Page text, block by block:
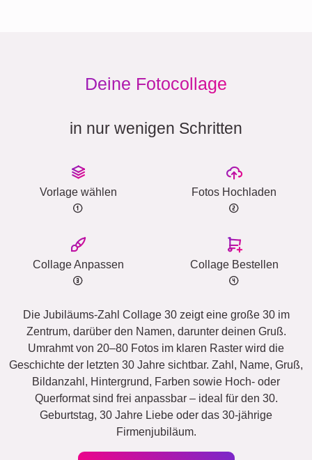
Deine Fotocollage
in nur wenigen Schritten
Vorlage wählen Fotos Hochladen
Collage Anpassen Collage Bestellen
Die Jubiläums-Zahl Collage 30 zeigt eine große 30 im
Zentrum, darüber den Namen, darunter deinen Gruß.
Umrahmt von 20–80 Fotos im klaren Raster wird die
Geschichte der letzten 30 Jahre sichtbar. Zahl, Name, Gruß,
Bildanzahl, Hintergrund, Farben sowie Hoch- oder
Querformat sind frei anpassbar – ideal für den 30.
Geburtstag, 30 Jahre Liebe oder das 30-jährige
Firmenjubiläum.